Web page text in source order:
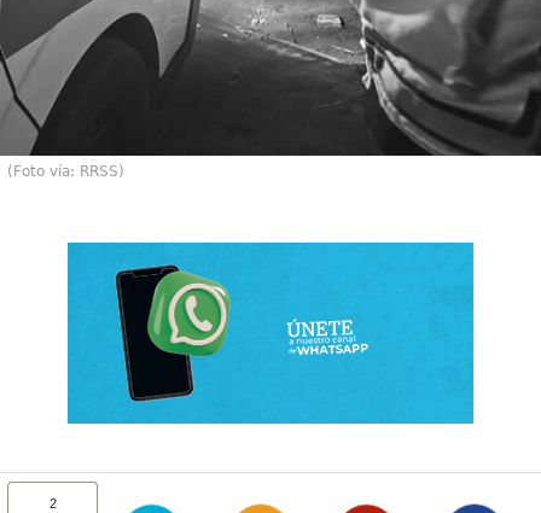
(Foto vía: RRSS)
2